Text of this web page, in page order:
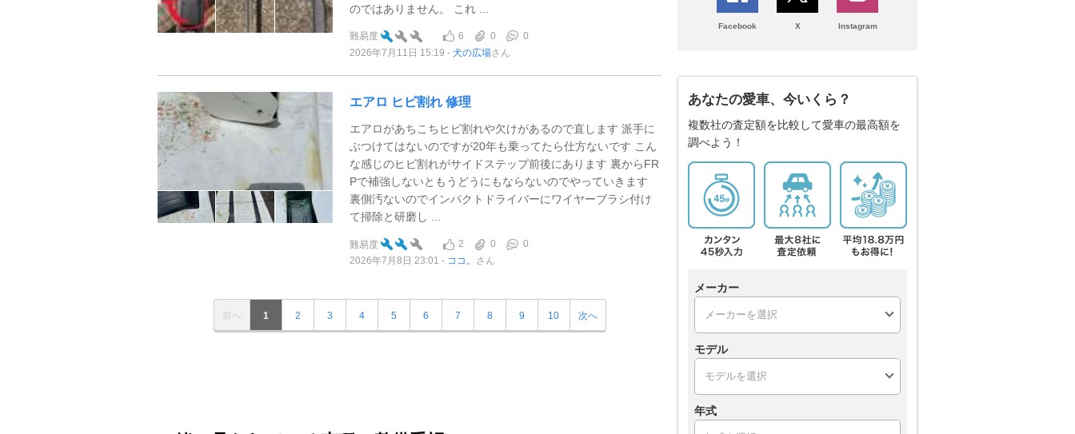
のではありません。 これ ...
難易度 6 0
0
2026年7月11日 15:19
犬の広場さん
エアロ ヒビ割れ 修理
エアロがあちこちヒビ割れや欠けがあるので直します 派手に
ぶつけてはないのですが20年も乗ってたら仕方ないです こん
な感じのヒビ割れがサイドステップ前後にあります 裏からFR
Pで補強しないともうどうにもならないのでやっていきます
裏側汚ないのでインパクトドライバーにワイヤーブラシ付け
て掃除と研磨し ...
難易度 2 0
0
2026年7月8日 23:01
ココ。 さん
前へ 1 2 3 4 5 6 7 8 9 10 次へ
Facebook X Instagram
あなたの愛車、今いくら？
複数社の査定額を比較して愛車の最高額を
調べよう！
メーカー
モデル
年式